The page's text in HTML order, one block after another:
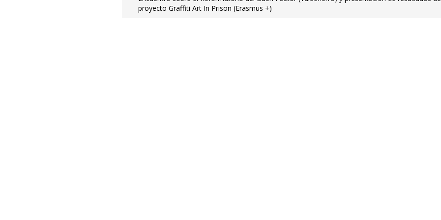
proyecto Graffiti Art In Prison (Erasmus +)